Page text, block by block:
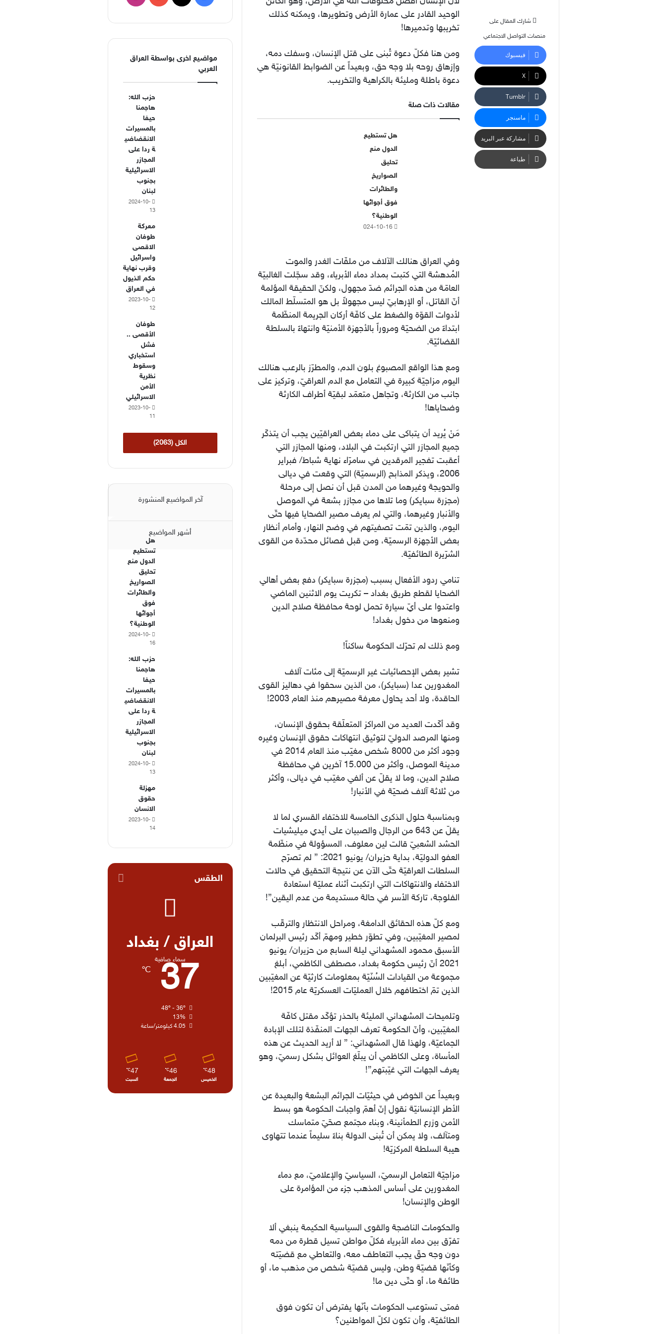
الوحيد القادر على عمارة الأرض وتطويرها، ويمكنه كذلك
تخريبها وتدميرها!
ومن هنا فكلّ دعوة تُبنى على قتل الإنسان، وسفك دمه،
وإزهاق روحه بلا وجه حق، وبعيداً عن الضوابط القانونيّة هي
دعوة باطلة ومليئة بالكراهية والتخريب.
مقالات ذات صلة
هل تستطيع
الدول منع
تحليق
الصواريخ
والطائرات
فوق أجوائها
الوطنية؟
2024-10-16
وفي العراق هنالك الآلاف من ملفّات الغدر والموت
المُدهشة التي كتبت بمداد دماء الأبرياء، وقد سجّلت الغالبيّة
العامّة من هذه الجرائم ضدّ مجهول، ولكنّ الحقيقة المؤلمة
أنّ القاتل، أو الإرهابيّ ليس مجهولاً بل هو المتسلّط المالك
لأدوات القوّة والضغط على كافّة أركان الجريمة المنظّمة
ابتداءً من الضحيّة ومروراً بالأجهزة الأمنيّة وانتهاءً بالسلطة
القضائيّة.
ومع هذا الواقع المصبوغ بلون الدم، والمطرّز بالرعب هنالك
اليوم مزاجيّة كبيرة في التعامل مع الدم العراقيّ، وتركيز على
جانب من الكارثة، وتجاهل متعمّد لبقيّة أطراف الكارثة
وضحاياها!
مَنْ يُريد أن يتباكى على دماء بعض العراقيّين يجب أن يتذكّر
جميع المجازر التي ارتكبت في البلاد، ومنها المجازر التي
أعقبت تفجير المرقدين في سامرّاء نهاية شباط/ فبراير
2006، ويذكر المذابح (الرسميّة) التي وقعت في ديالى
والحويجة وغيرهما من المدن قبل أن نصل إلى مرحلة
(مجزرة سبايكر) وما تلاها من مجازر بشعة في الموصل
والأنبار وغيرهما، والتي لم يعرف مصير الضحايا فيها حتّى
اليوم، والذين تمّت تصفيتهم في وضح النهار، وأمام أنظار
بعض الأجهزة الرسميّة، ومن قبل فصائل محدّدة من القوى
الشرّيرة الطائفيّة.
تنامي ردود الأفعال بسبب (مجزرة سبايكر) دفع بعض أهالي
الضحايا لقطع طريق بغداد – تكريت يوم الاثنين الماضي
واعتدوا على أيّ سيارة تحمل لوحة محافظة صلاح الدين
ومنعوها من دخول بغداد!
ومع ذلك لم تحرّك الحكومة ساكناً!
تشير بعض الإحصائيات غير الرسميّة إلى مئات آلاف
المغدورين عدا (سبايكر)، من الذين سحقوا في دهاليز القوى
الحاقدة، ولا أحد يحاول معرفة مصيرهم منذ العام 2003!
وقد أكّدت العديد من المراكز المتعلّقة بحقوق الإنسان،
ومنها المرصد الدوليّ لتوثيق انتهاكات حقوق الإنسان وغيره
وجود أكثر من 8000 شخص مغيّب منذ العام 2014 في
مدينة الموصل، وأكثر من 15.000 آخرين في محافظة
صلاح الدين، وما لا يقلّ عن ألفي مغيّب في ديالى، وأكثر
من ثلاثة آلاف ضحيّة في الأنبار!
وبمناسبة حلول الذكرى الخامسة للاختفاء القسري لما لا
يقلّ عن 643 من الرجال والصبيان على أيدي ميليشيات
الحشد الشعبيّ قالت لين معلوف، المسؤولة في منظّمة
العفو الدوليّة، بداية حزيران/ يونيو 2021: ” لم تصرّح
السلطات العراقيّة حتّى الآن عن نتيجة التحقيق في حالات
الاختفاء والانتهاكات التي ارتكبت أثناء عمليّة استعادة
الفلوجة، تاركة الأسر في حالة مستديمة من عدم اليقين”!
ومع كلّ هذه الحقائق الدامغة، ومراحل الانتظار والترقّب
لمصير المغيّبين، وفي تطوّر خطير ومهمّ أكّد رئيس البرلمان
الأسبق محمود المشهداني ليلة السابع من حزيران/ يونيو
2021 أنّ رئيس حكومة بغداد، مصطفى الكاظمي، أبلغ
مجموعة من القيادات السُنّيّة بمعلومات كارثيّة عن المغيّبين
الذين تمّ اختطافهم خلال العمليّات العسكريّة عام 2015!
وتلميحات المشهداني المليئة بالحذر تؤكّد مقتل كافّة
المغيّبين، وأنّ الحكومة تعرف الجهات المنفّذة لتلك الإبادة
الجماعيّة، ولهذا قال المشهداني: ” لا أريد الحديث عن هذه
المأساة، وعلى الكاظمي أن يبلّغ العوائل بشكل رسميّ، وهو
يعرف الجهات التي غيّبتهم”!
وبعيداً عن الخوض في حيثيّات الجرائم البشعة والبعيدة عن
الأطر الإنسانيّة نقول إنّ أهمّ واجبات الحكومة هو بسط
الأمن وزرع الطمأنينة، وبناء مجتمع صحّيّ متماسك
ومتآلف، ولا يمكن أن تُبنى الدولة بناءً سليماً عندما تتهاوى
هيبة السلطة المركزيّة!
مزاجيّة التعامل الرسميّ، السياسيّ والإعلاميّ، مع دماء
المغدورين على أساس المذهب جزء من المؤامرة على
الوطن والإنسان!
والحكومات الناضجة والقوى السياسية الحكيمة ينبغي ألا
تفرّق بين دماء الأبرياء فكلّ مواطن تسيل قطرة من دمه
دون وجه حقّ يجب التعاطف معه، والتعاطي مع قضيّته
وكأنّها قضيّة وطن، وليس قضيّة شخص من مذهب ما، أو
طائفة ما، أو حتّى دين ما!
فمتى تستوعب الحكومات بأنّها يفترض أن تكون فوق
الطائفيّة، وأن تكون لكلّ المواطنين؟
شارك المقال على
منصات التواصل الاجتماعي
فيسبوك
‫X
ماسنجر
مشاركة عبر البريد
طباعة
مواضيع اخرى بواسطة العراق
العربي
حزب الله:
هاجمنا
حيفا
بالمسيرات
الانقضاضي
ة ردا على
المجازر
الاسرائيلية
بجنوب
لبنان
2024-10-
13
معركة
طوفان
الاقصى
واسرائيل
وقرب نهاية
حكم الذيول
في العراق
2023-10-
12
طوفان
الأقصى ..
فشل
استخباري
وسقوط
نظرية
الأمن
الاسرائيلي
2023-10-
11
الكل (2063)
آخر المواضيع المنشورة
أشهر المواضيع
هل
تستطيع
الدول منع
تحليق
الصواريخ
والطائرات
فوق
أجوائها
الوطنية؟
2024-10-
16
حزب الله:
هاجمنا
حيفا
بالمسيرات
الانقضاضي
ة ردا على
المجازر
الاسرائيلية
بجنوب
لبنان
2024-10-
13
مهزلة
حقوق
الانسان
2023-10-
14
الطقس
العراق / بغداد
سماء صافية
37
℃
48º - 36º
13%
4.05 كيلومتر/ساعة
48
℃
الخميس
46
℃
الجمعة
47
℃
السبت